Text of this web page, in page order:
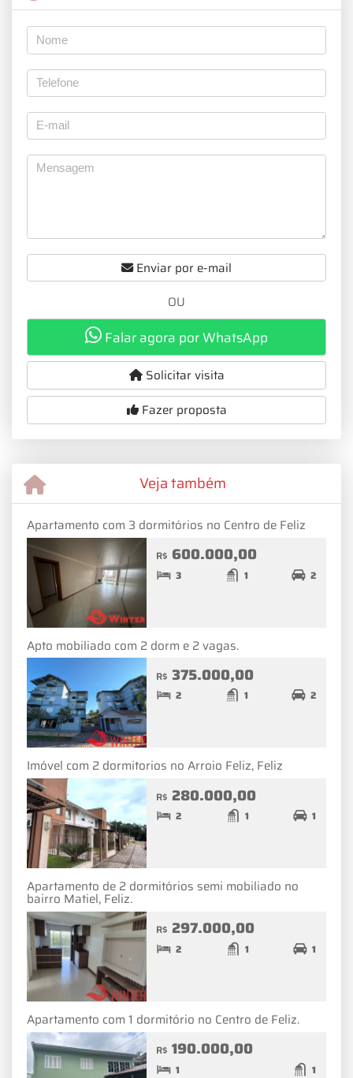
Enviar por e-mail
OU
Falar agora por WhatsApp
Solicitar visita
Fazer proposta
Veja também
Apartamento com 3 dormitórios no Centro de Feliz
R$ 600.000,00
3 1 2
Apto mobiliado com 2 dorm e 2 vagas.
R$ 375.000,00
2 1 2
Imóvel com 2 dormitorios no Arroio Feliz, Feliz
R$ 280.000,00
2 1 1
Apartamento de 2 dormitórios semi mobiliado no
bairro Matiel, Feliz.
R$ 297.000,00
2 1 1
Apartamento com 1 dormitório no Centro de Feliz.
R$ 190.000,00
1 1